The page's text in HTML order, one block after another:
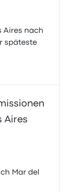
Aires nach
späteste
Aires
Mar del